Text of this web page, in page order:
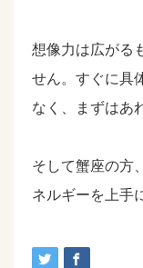
想像力は広がる
せん。すぐに具
なく、まずはあ
そして蟹座の方
ネルギーを上手